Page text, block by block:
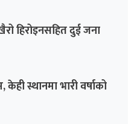
हिरोइनसहित दुई जना
स्थानमा भारी वर्षाको